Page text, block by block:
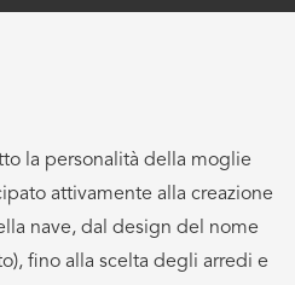
la personalità della moglie
attivamente alla creazione
nave, dal design del nome
fino alla scelta degli arredi e